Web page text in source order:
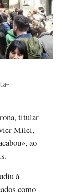
titular
Milei,
ao
à
como